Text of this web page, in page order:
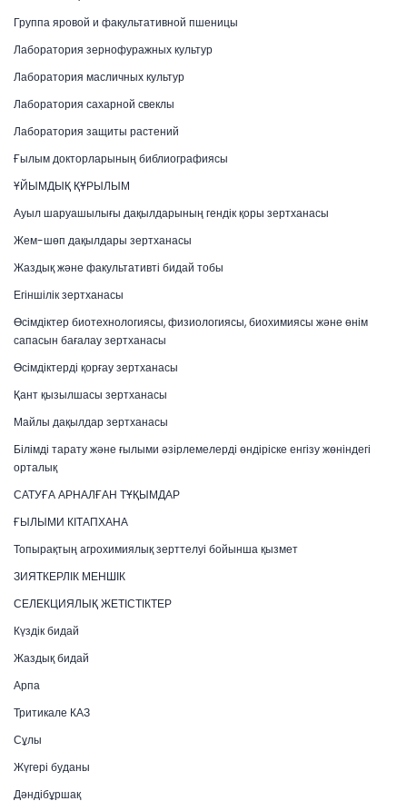
Группа яровой и факультативной пшеницы
Лаборатория зернофуражных культур
Лаборатория масличных культур
Лаборатория сахарной свеклы
Лаборатория защиты растений
Ғылым докторларының библиографиясы
ҰЙЫМДЫҚ ҚҰРЫЛЫМ
Ауыл шаруашылығы дақылдарының гендік қоры зертханасы
Жем-шөп дақылдары зертханасы
Жаздық және факультативті бидай тобы
Егіншілік зертханасы
Өсімдіктер биотехнологиясы, физиологиясы, биохимиясы және өнім
сапасын бағалау зертханасы
Өсімдіктерді қорғау зертханасы
Қант қызылшасы зертханасы
Майлы дақылдар зертханасы
Білімді тарату және ғылыми әзірлемелерді өндіріске енгізу жөніндегі
орталық
САТУҒА АРНАЛҒАН ТҰҚЫМДАР
ҒЫЛЫМИ КІТАПХАНА
Топырақтың агрохимиялық зерттелуі бойынша қызмет
ЗИЯТКЕРЛІК МЕНШІК
СЕЛЕКЦИЯЛЫҚ ЖЕТІСТІКТЕР
Күздік бидай
Жаздық бидай
Арпа
Тритикале КАЗ
Сұлы
Жүгері буданы
Дәндібұршақ